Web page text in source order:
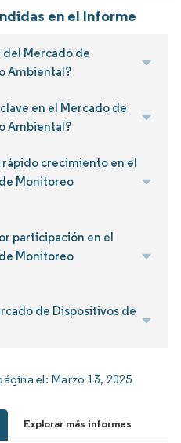
en el Informe
del Mercado de
Ambiental?
en el Mercado de
Ambiental?
crecimiento en el
Monitoreo
participación en el
Monitoreo
de Dispositivos de
el: Marzo 13, 2025
Explorar más informes